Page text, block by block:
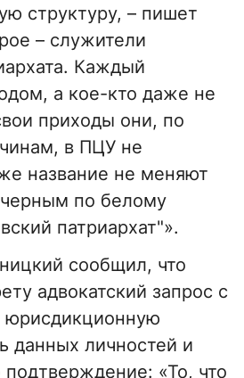
структуру, – пишет
– служители
Каждый
а кое-кто даже не
приходы они, по
в ПЦУ не
название не меняют
по белому
патриархат"».
сообщил, что
адвокатский запрос с
юрисдикционную
данных личностей и
подтверждение: «То, что